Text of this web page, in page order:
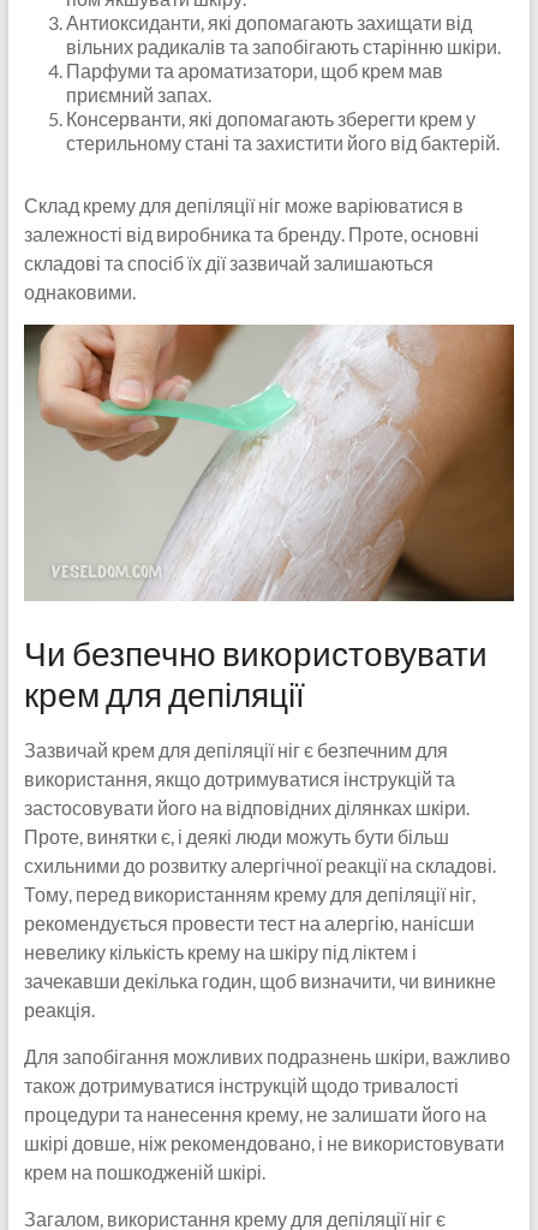
Антиоксиданти, які допомагають захищати від
вільних радикалів та запобігають старінню шкіри.
Парфуми та ароматизатори, щоб крем мав
приємний запах.
Консерванти, які допомагають зберегти крем у
стерильному стані та захистити його від бактерій.
Склад крему для депіляції ніг може варіюватися в
залежності від виробника та бренду. Проте, основні
складові та спосіб їх дії зазвичай залишаються
однаковими.
Чи безпечно використовувати
крем для депіляції
Зазвичай крем для депіляції ніг є безпечним для
використання, якщо дотримуватися інструкцій та
застосовувати його на відповідних ділянках шкіри.
Проте, винятки є, і деякі люди можуть бути більш
схильними до розвитку алергічної реакції на складові.
Тому, перед використанням крему для депіляції ніг,
рекомендується провести тест на алергію, нанісши
невелику кількість крему на шкіру під ліктем і
зачекавши декілька годин, щоб визначити, чи виникне
реакція.
Для запобігання можливих подразнень шкіри, важливо
також дотримуватися інструкцій щодо тривалості
процедури та нанесення крему, не залишати його на
шкірі довше, ніж рекомендовано, і не використовувати
крем на пошкодженій шкірі.
Загалом, використання крему для депіляції ніг є